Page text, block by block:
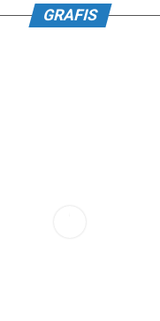
GRAFIS